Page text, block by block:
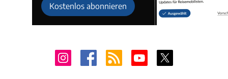
Kostenlos abonnieren